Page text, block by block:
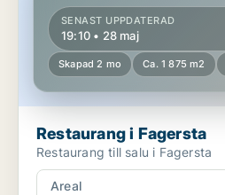
SENAST UPPDATERAD
19:10 • 28 maj
Skapad 2 mo Ca. 1 875 m2
Restaurang i Fagersta
Restaurang till salu i Fagersta
Areal